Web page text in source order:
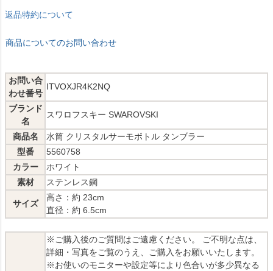
返品特約について
商品についてのお問い合わせ
お問い合
わせ番号
ITVOXJR4K2NQ
ブランド
名
スワロフスキー SWAROVSKI
商品名
水筒 クリスタルサーモボトル タンブラー
型番
5560758
カラー
ホワイト
素材
ステンレス鋼
サイズ
高さ：約 23cm
直径：約 6.5cm
※ご購入後のご質問はご遠慮ください。 ご不明な点は、
詳細・写真をご覧のうえ、ご購入をお願いいたします。
※お使いのモニターや設定等により色合いが多少異なる